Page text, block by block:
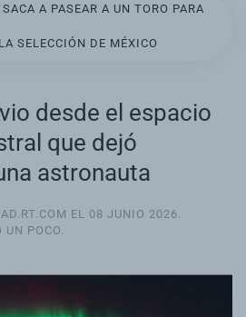
A PASEAR A UN TORO PARA
SELECCIÓN DE MÉXICO
desde el espacio
que dejó
astronauta
EL 08 JUNIO 2026
UN POCO